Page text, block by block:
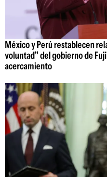
México y Perú restablecen
voluntad" del gobierno de
acercamiento